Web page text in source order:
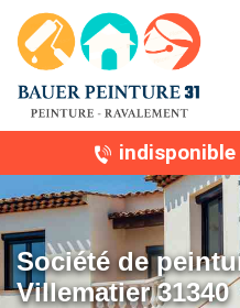
indisponible
Société de
Villematier 31340